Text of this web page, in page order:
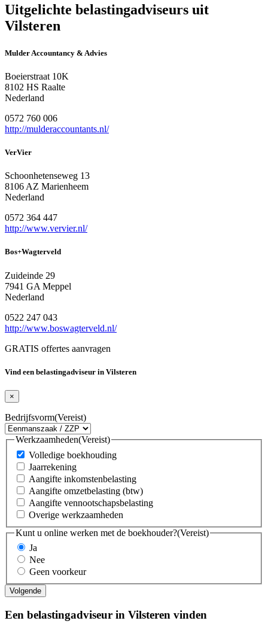
Uitgelichte belastingadviseurs uit
Vilsteren
Mulder Accountancy & Advies
Boeierstraat 10K
8102 HS Raalte
Nederland
0572 760 006
http://mulderaccountants.nl/
VerVier
Schoonhetenseweg 13
8106 AZ Marienheem
Nederland
0572 364 447
http://www.vervier.nl/
Bos+Wagterveld
Zuideinde 29
7941 GA Meppel
Nederland
0522 247 043
http://www.boswagterveld.nl/
GRATIS offertes aanvragen
Vind een belastingadviseur in Vilsteren
×
Bedrijfsvorm(Vereist)
Werkzaamheden(Vereist)
Volledige boekhouding
Jaarrekening
Aangifte inkomstenbelasting
Aangifte omzetbelasting (btw)
Aangifte vennootschapsbelasting
Overige werkzaamheden
Kunt u online werken met de boekhouder?(Vereist)
Ja
Nee
Geen voorkeur
Een belastingadviseur in Vilsteren vinden